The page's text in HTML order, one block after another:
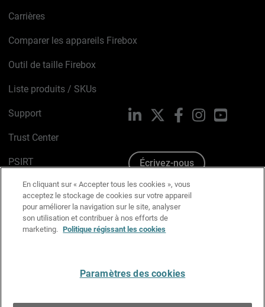
Carrières
Comparer les appareils Firebox
Outil de taille Firebox
Liste produits / SKUs
Support
Trust Center
PSIRT
Avis sur les cookies
Politique de confidentialité
Charte Graphique
LinkedIn FacebookInstagramYouTube
Écrivez-nous
En cliquant sur « Accepter tous les cookies », vous
acceptez le stockage de cookies sur votre appareil
pour améliorer la navigation sur le site, analyser
son utilisation et contribuer à nos efforts de
marketing. Politique régissant les cookies
Paramètres des cookies